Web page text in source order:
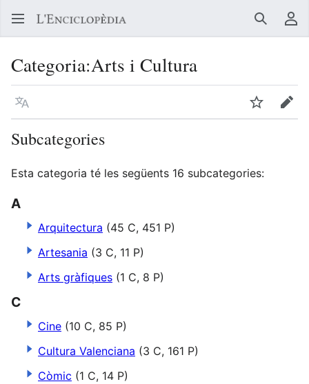
Buscar
Categoria:Arts i Cultura
Llegir en un atre idioma Vigilar
Subcategories
Esta categoria té les següents 16 subcategories:
A
Arquitectura (45 C, 451 P)
Artesania (3 C, 11 P)
Arts gràfiques (1 C, 8 P)
C
Cine (10 C, 85 P)
Cultura Valenciana (3 C, 161 P)
Còmic (1 C, 14 P)